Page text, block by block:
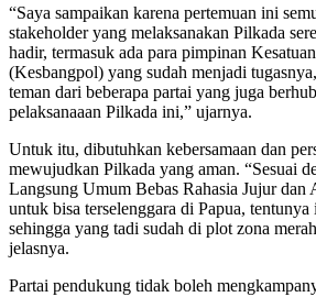
“Saya sampaikan karena pertemuan ini
stakeholder yang melaksanakan Pilkada
hadir, termasuk ada para pimpinan
(Kesbangpol) yang sudah menjadi
teman dari beberapa partai yang juga
pelaksanaaan Pilkada ini,” ujarnya.
Untuk itu, dibutuhkan kebersamaan dan
mewujudkan Pilkada yang aman. “Sesuai
Langsung Umum Bebas Rahasia Jujur
untuk bisa terselenggara di Papua,
sehingga yang tadi sudah di plot zona
jelasnya.
Partai pendukung tidak boleh